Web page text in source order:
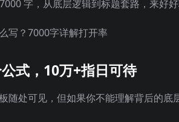
字，从底层逻辑到标题套路，来好
式，10万+指日可待
随处可见，但如果你不能理解背后的